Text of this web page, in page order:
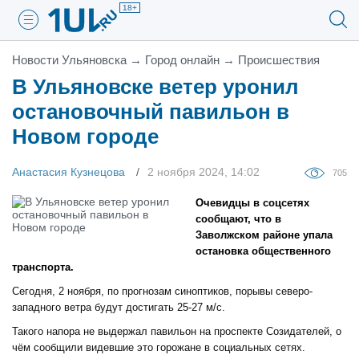
18+
Новости Ульяновска → Город онлайн → Проиcшествия
В Ульяновске ветер уронил
остановочный павильон в
Новом городе
Анастасия Кузнецова 2 ноября 2024, 14:02 705
Очевидцы в соцсетях
сообщают, что в
Заволжском районе упала
остановка общественного
транспорта.
Сегодня, 2 ноября, по прогнозам синоптиков, порывы северо-
западного ветра будут достигать 25-27 м/с.
Такого напора не выдержал павильон на проспекте Созидателей, о
чём сообщили видевшие это горожане в социальных сетях.